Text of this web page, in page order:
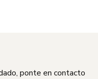
ponte en contacto